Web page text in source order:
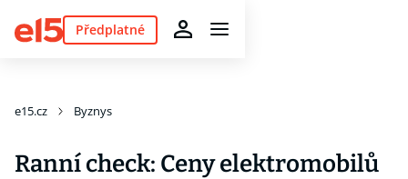
Předplatné
e15.cz Byznys
Ranní check: Ceny elektromobilů